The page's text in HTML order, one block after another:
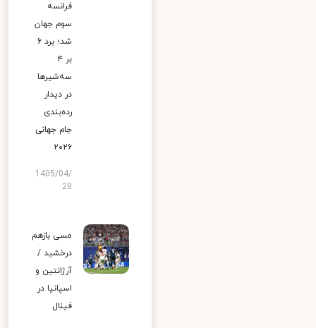
فرانسه
سوم جهان
شد؛ برد ۶
بر ۴
سه‌شیرها
در دیدار
رده‌بندی
جام جهانی
۲۰۲۶
1405/04/
28
مسی بازهم
درخشید /
آرژانتین و
اسپانیا در
فینال